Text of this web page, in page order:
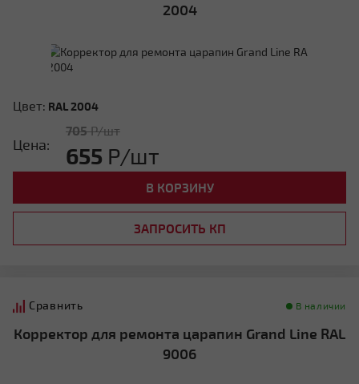
2004
Цвет: RAL 2004
Цена:
705Р/шт
655 Р/шт
В КОРЗИНУ
ЗАПРОСИТЬ КП
Сравнить В наличии
Корректор для ремонта царапин Grand Line RAL
9006